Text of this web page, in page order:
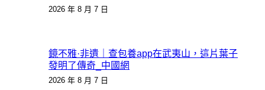
2026 年 8 月 7 日
鏡不雅·非遺｜查包養app在武夷山，這片葉子
發明了傳奇_中國網
2026 年 8 月 7 日